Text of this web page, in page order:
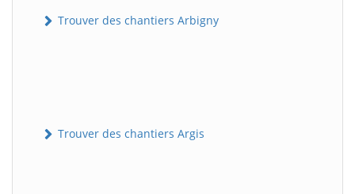
Trouver des chantiers Arbigny
Trouver des chantiers Argis